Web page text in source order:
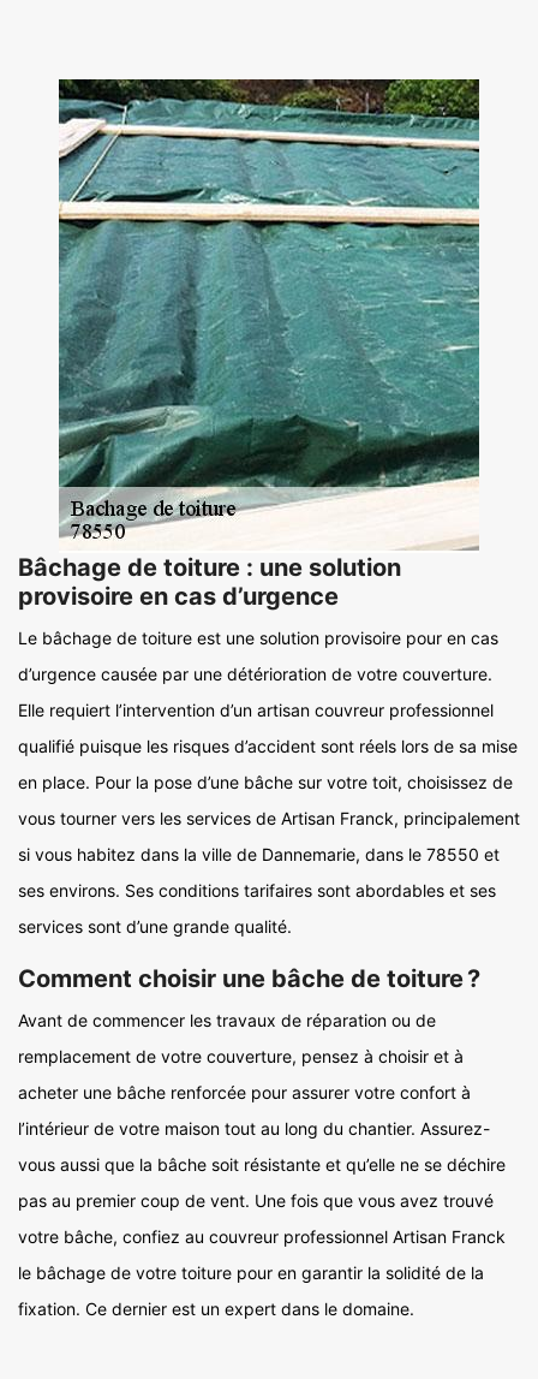
Bâchage de toiture : une solution
provisoire en cas d’urgence
Le bâchage de toiture est une solution provisoire pour en cas
d’urgence causée par une détérioration de votre couverture.
Elle requiert l’intervention d’un artisan couvreur professionnel
qualifié puisque les risques d’accident sont réels lors de sa mise
en place. Pour la pose d’une bâche sur votre toit, choisissez de
vous tourner vers les services de Artisan Franck, principalement
si vous habitez dans la ville de Dannemarie, dans le 78550 et
ses environs. Ses conditions tarifaires sont abordables et ses
services sont d’une grande qualité.
Comment choisir une bâche de toiture ?
Avant de commencer les travaux de réparation ou de
remplacement de votre couverture, pensez à choisir et à
acheter une bâche renforcée pour assurer votre confort à
l’intérieur de votre maison tout au long du chantier. Assurez-
vous aussi que la bâche soit résistante et qu’elle ne se déchire
pas au premier coup de vent. Une fois que vous avez trouvé
votre bâche, confiez au couvreur professionnel Artisan Franck
le bâchage de votre toiture pour en garantir la solidité de la
fixation. Ce dernier est un expert dans le domaine.